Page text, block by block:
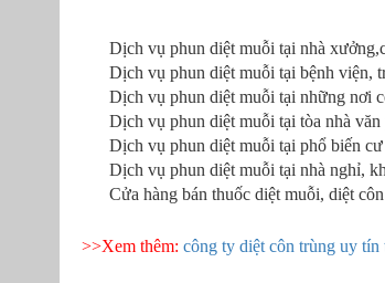
Dịch vụ phun diệt muỗi tại nhà
Dịch vụ phun diệt muỗi tại bệnh viện,
Dịch vụ phun diệt muỗi tại những nơi
Dịch vụ phun diệt muỗi tại tòa nhà văn
Dịch vụ phun diệt muỗi tại phổ biến cư
Dịch vụ phun diệt muỗi tại nhà nghỉ,
Cửa hàng bán thuốc diệt muỗi, diệt
>>Xem thêm: công ty diệt côn trùng uy